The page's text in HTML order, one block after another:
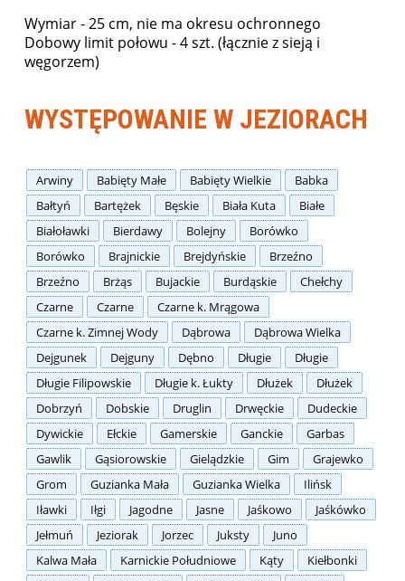
Wymiar - 25 cm, nie ma okresu ochronnego
Dobowy limit połowu - 4 szt. (łącznie z sieją i
węgorzem)
WYSTĘPOWANIE W JEZIORACH
Arwiny Babięty Małe Babięty Wielkie
Babka
Bałtyń
Bartężek Bęskie Biała Kuta
Białe
Białoławki
Bierdawy Bolejny
Borówko
Borówko
Brajnickie Brejdyńskie
Brzeźno
Brzeźno
Brżąs Bujackie Burdąskie
Chełchy
Czarne
Czarne
Czarne k. Mrągowa
Czarne k. Zimnej Wody
Dąbrowa
Dąbrowa Wielka
Dejgunek
Dejguny Dębno Długie
Długie
Długie Filipowskie
Długie k. Łukty Dłużek
Dłużek
Dobrzyń
Dobskie Druglin Drwęckie
Dudeckie
Dywickie
Ełckie Gamerskie Ganckie
Garbas
Gawlik
Gąsiorowskie Gielądzkie Gim
Grajewko
Grom
Guzianka Mała Guzianka Wielka
Ilińsk
Iławki
Iłgi Jagodne Jasne Jaśkowo
Jaśkówko
Jełmuń
Jeziorak Jorzec Juksty
Juno
Kalwa Mała
Karnickie Południowe Kąty
Kiełbonki